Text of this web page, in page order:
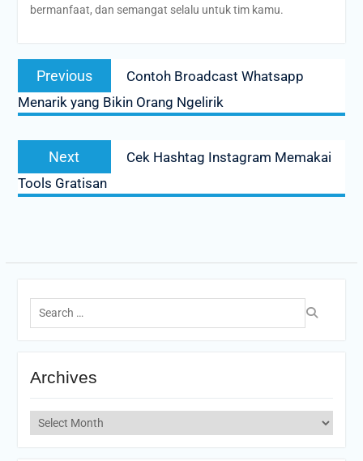
bermanfaat, dan semangat selalu untuk tim kamu.
Post
navigation
Previous
post:
Contoh Broadcast Whatsapp
Menarik yang Bikin Orang Ngelirik
Next
post:
Cek Hashtag Instagram Memakai
Tools Gratisan
Search
for:
Archives
Archives